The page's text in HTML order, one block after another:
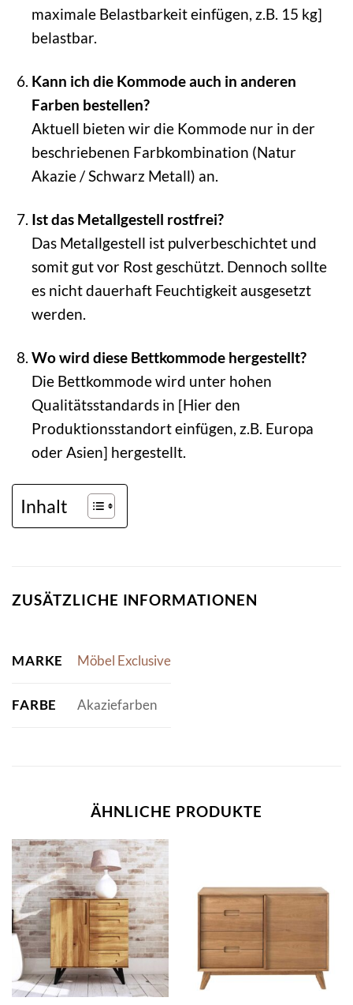
maximale Belastbarkeit einfügen, z.B. 15 kg]
belastbar.
Kann ich die Kommode auch in anderen
Farben bestellen?
Aktuell bieten wir die Kommode nur in der
beschriebenen Farbkombination (Natur
Akazie / Schwarz Metall) an.
Ist das Metallgestell rostfrei?
Das Metallgestell ist pulverbeschichtet und
somit gut vor Rost geschützt. Dennoch sollte
es nicht dauerhaft Feuchtigkeit ausgesetzt
werden.
Wo wird diese Bettkommode hergestellt?
Die Bettkommode wird unter hohen
Qualitätsstandards in [Hier den
Produktionsstandort einfügen, z.B. Europa
oder Asien] hergestellt.
Inhalt
ZUSÄTZLICHE INFORMATIONEN
MARKE Möbel Exclusive
FARBE Akaziefarben
ÄHNLICHE PRODUKTE